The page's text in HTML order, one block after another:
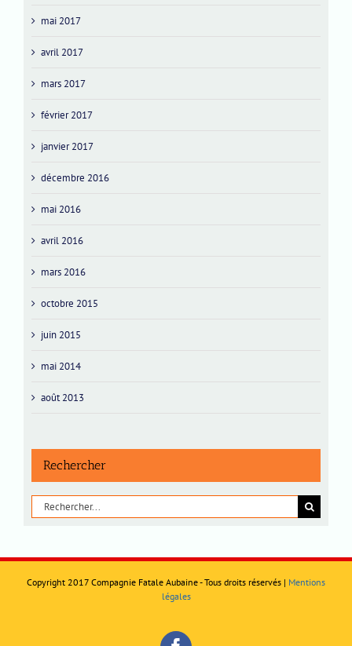
mai 2017
avril 2017
mars 2017
février 2017
janvier 2017
décembre 2016
mai 2016
avril 2016
mars 2016
octobre 2015
juin 2015
mai 2014
août 2013
Rechercher
Rechercher:
Copyright 2017 Compagnie Fatale Aubaine - Tous droits réservés | Mentions
légales